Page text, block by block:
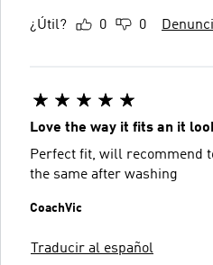
¿Útil? 0 0
Love the way it fits an it
Perfect fit, will recommend
the same after washing
CoachVic
Traducir al español